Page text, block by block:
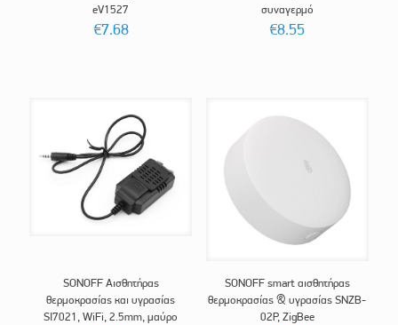
eV1527
€7.68
συναγερμό
€8.55
SONOFF Aισθητήρας
θερμοκρασίας και υγρασίας
SI7021, WiFi, 2.5mm, μαύρο
SONOFF smart αισθητήρας
θερμοκρασίας & υγρασίας SNZB-
02P, ZigBee